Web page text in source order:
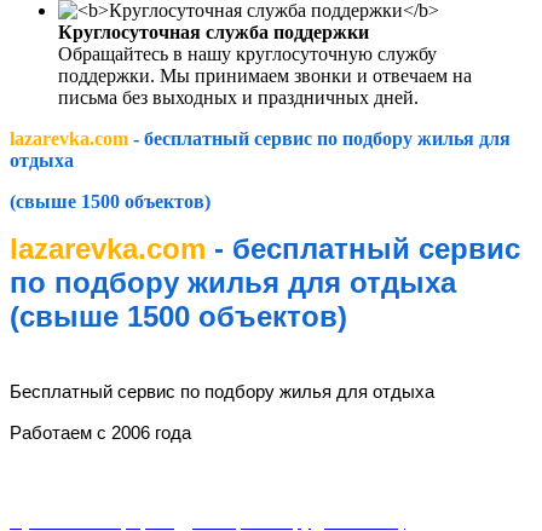
Круглосуточная служба поддержки
Обращайтесь в нашу круглосуточную службу
поддержки. Мы принимаем звонки и отвечаем на
письма без выходных и праздничных дней.
lazarevka.com - бесплатный сервис по подбору жилья для
отдыха
(свыше 1500 объектов)
lazarevka.com - бесплатный сервис
по подбору жилья для отдыха
(свыше 1500 объектов)
Бесплатный сервис по подбору жилья для отдыха
Работаем с 2006 года